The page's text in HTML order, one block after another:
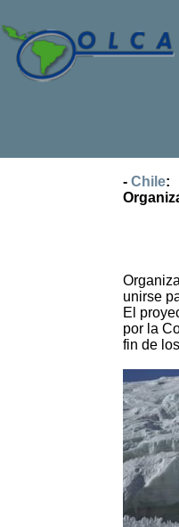
- Chile:
unirse
El
por la
fin de